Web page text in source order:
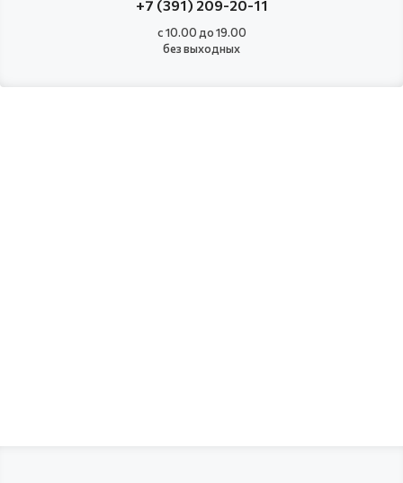
+7 (391) 209-20-11
с 10.00 до 19.00
без выходных